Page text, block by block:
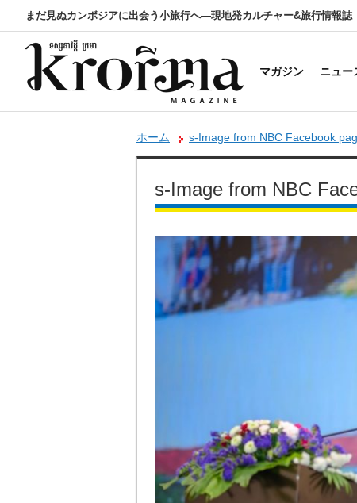
まだ見ぬカンボジアに出会う小旅行へ―現地発カルチャー&旅行情報誌
マガジン ニュー
ホーム s-Image from NBC Facebook
s-Image from NBC